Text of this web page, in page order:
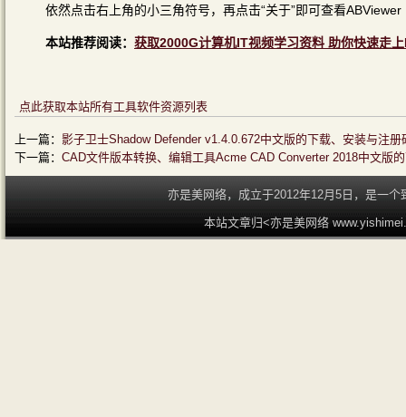
依然点击右上角的小三角符号，再点击“关于”即可查看
本站推荐阅读： 获取2000G计算机IT视频学习资料 助你快速走
点此获取本站所有工具软件资源列表
上一篇： 影子卫士Shadow Defender v1.4.0.672中文版的下载、安装与注册
下一篇： CAD文件版本转换、编辑工具Acme CAD Converter 2018中文版
亦是美网络，成立于2012年12月5日，是一
本站文章归<亦是美网络